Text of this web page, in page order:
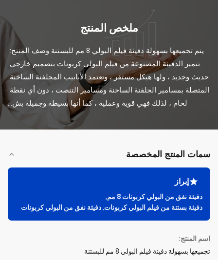
ملخص المنتج
حديث وجديد ، ولها هيكل مستقر ، وتعتمد الأنابيب المجلفنة الساخنة
لحام ، لذلك فهي قوية وعملية ، كما أنها بسيطة وجميلة بش...
سمات المنتج المخصصة
إبراز
دفيئة نفق من البولي كربونات 8 مم
,
دفيئة بستنة من فيلم البولي كربونات,دفيئة نفق من البولي كربونات
اسم المنتج:
تجميعها بسهولة دفيئة فيلم البولي 8 مم للبستنة